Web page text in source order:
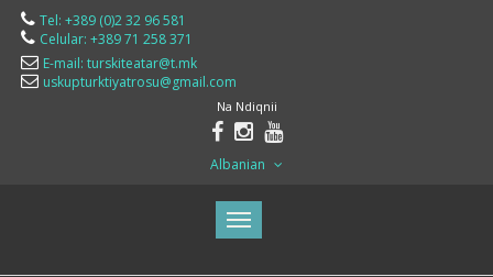
Tel: +389 (0)2 32 96 581
Celular: +389 71 258 371
E-mail: turskiteatar@t.mk
uskupturktiyatrosu@gmail.com
Na Ndiqnii
Albanian